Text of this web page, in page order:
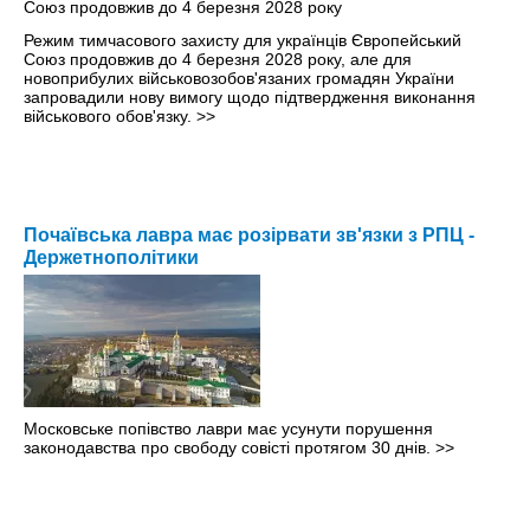
Режим тимчасового захисту для українців Європейський
Союз продовжив до 4 березня 2028 року, але для
новоприбулих військовозобов'язаних громадян України
запровадили нову вимогу щодо підтвердження виконання
військового обов'язку. >>
Почаївська лавра має розірвати зв'язки з РПЦ -
Держетнополітики
Московське попівство лаври має усунути порушення
законодавства про свободу совісті протягом 30 днів. >>